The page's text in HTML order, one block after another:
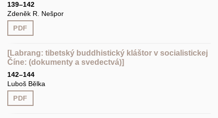
139–142
Zdeněk R. Nešpor
PDF
[Labrang: tibetský buddhistický kláštor v socialistickej
Číne: (dokumenty a svedectvá)]
142–144
Luboš Bělka
PDF